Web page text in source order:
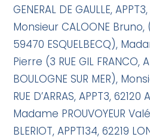
GENERAL DE GAULLE,
Monsieur CALOONE Bruno,
59470 ESQUELBECQ),
Pierre (3 RUE GIL FRANCO,
BOULOGNE SUR MER),
RUE D’ARRAS, APPT3, 62120
Madame PROUVOYEUR
BLERIOT, APPT134, 62219